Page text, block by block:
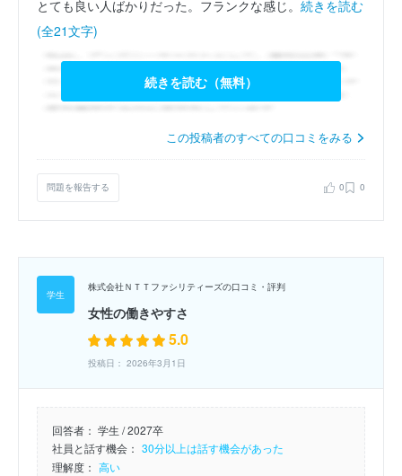
とても良い人ばかりだった。フランクな感じ。 続きを読む
(全21文字)
続きを読む（無料）
この投稿者のすべての口コミをみる
問題を報告する 0 0
株式会社ＮＴＴファシリティーズの口コミ・評判
女性の働きやすさ
5.0
投稿日： 2026年3月1日
回答者： 学生 / 2027卒
社員と話す機会： 30分以上は話す機会があった
理解度： 高い